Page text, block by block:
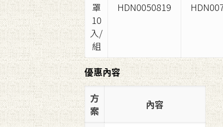
罩
10
入/
組
HDN0050819
優惠內容
方
案
內容